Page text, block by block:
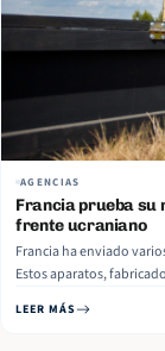
AGENCIAS
Francia prueba su
frente ucraniano
Francia ha enviado
Estos aparatos,
que, tomando como
LEER MÁS